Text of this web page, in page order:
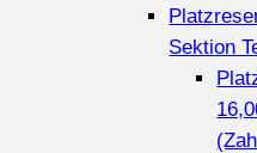
Sektion